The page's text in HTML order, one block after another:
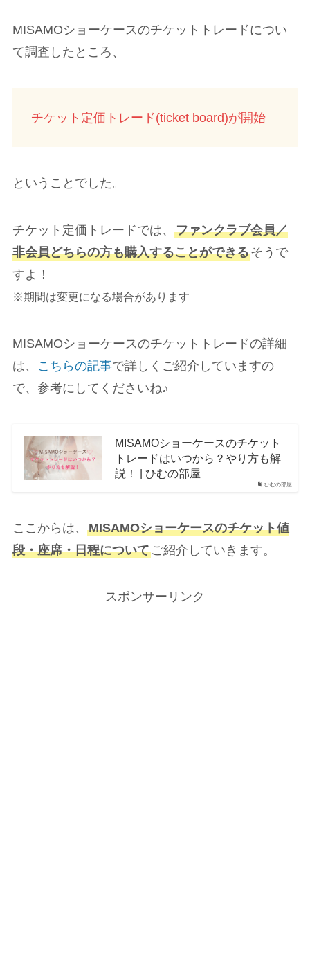
MISAMOショーケースのチケットトレードについ
て調査したところ、
チケット定価トレード(ticket board)が開始
ということでした。
チケット定価トレードでは、 ファンクラブ会員／
非会員どちらの方も購入することができるそうで
すよ！
※期間は変更になる場合があります
MISAMOショーケースのチケットトレードの詳細
は、
こちらの記事で詳しくご紹介していますの
で、参考にしてくださいね♪
ひむの部屋
MISAMOショーケースのチケット
トレードはいつから？やり方も解
説！ | ひむの部屋
ここからは、 MISAMOショーケースのチケット値
段・座席・日程についてご紹介していきます。
スポンサーリンク